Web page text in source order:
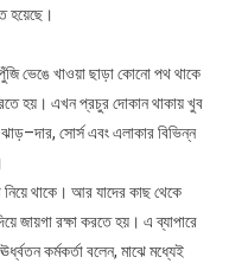
হয়েছে।
ভেঙে খাওয়া ছাড়া কোনো পথ থাকে
হয়। এখন প্রচুর দোকান থাকায় খুব
সোর্স এবং এলাকার বিভিন্ন
থাকে। আর যাদের কাছ থেকে
জায়গা রক্ষা করতে হয়। এ ব্যাপারে
কর্মকর্তা বলেন, মাঝে মধ্যেই